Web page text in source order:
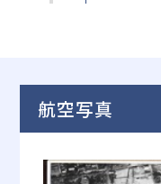
浦和市
校仮校
航空写真